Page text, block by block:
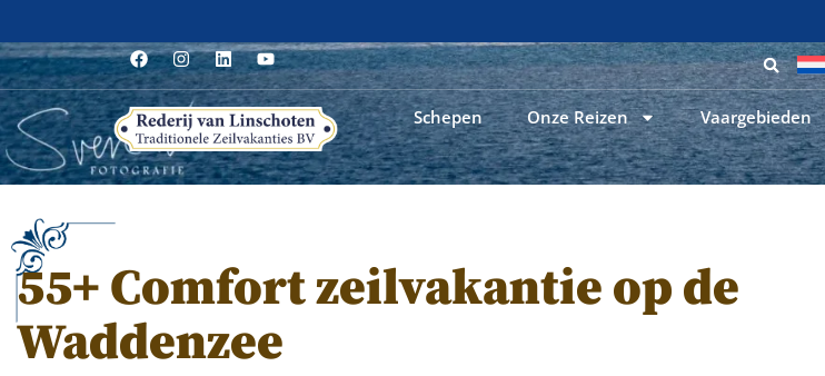
Schepen Onze Reizen Vaargebieden
55+ Comfort zeilvakantie op de
Waddenzee